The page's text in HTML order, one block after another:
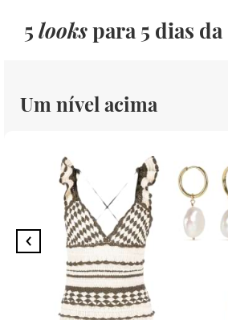
5 lookspara 5 dias
Um nível acima